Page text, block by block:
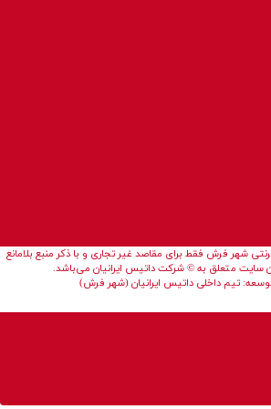
شهر فرش فقط برای مقاصد غیر تجاری و با ذکر منبع بلامانع
سایت متعلق به © شرکت داتیس ایرانیان می‌باشد.
تیم داخلی داتیس ایرانیان (شهر فرش)